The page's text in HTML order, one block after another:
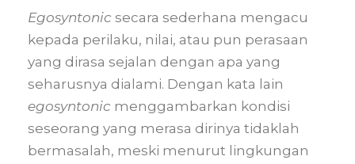
Egosyntonic secara sederhana mengacu
kepada perilaku, nilai, atau pun perasaan
yang dirasa sejalan dengan apa yang
seharusnya dialami. Dengan kata lain
egosyntonic menggambarkan kondisi
seseorang yang merasa dirinya tidaklah
bermasalah, meski menurut lingkungan